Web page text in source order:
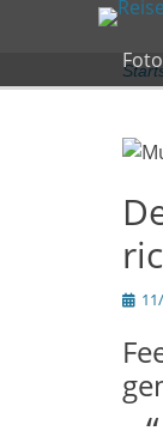
zum